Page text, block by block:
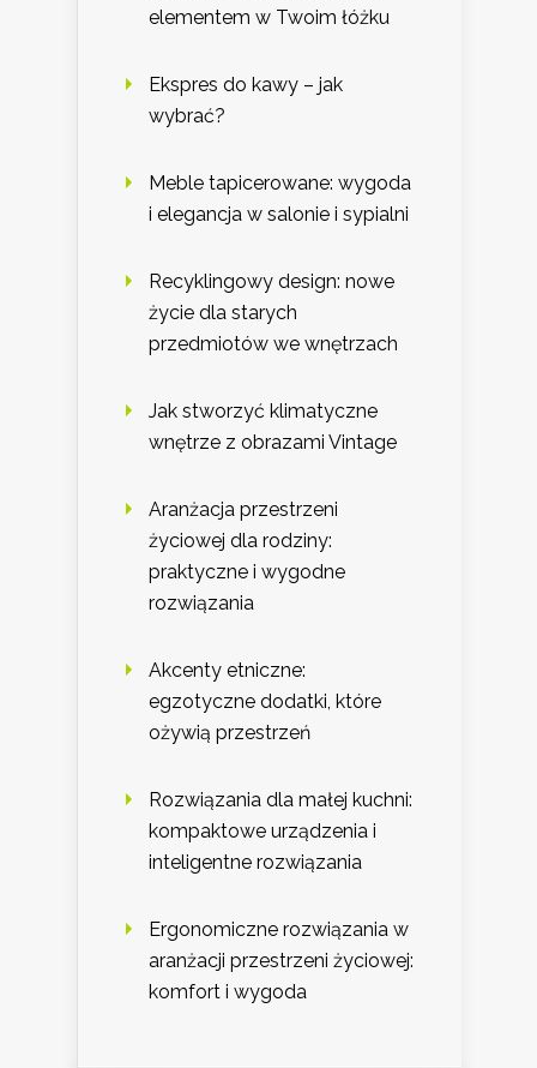
elementem w Twoim łóżku
Ekspres do kawy – jak
wybrać?
Meble tapicerowane: wygoda
i elegancja w salonie i sypialni
Recyklingowy design: nowe
życie dla starych
przedmiotów we wnętrzach
Jak stworzyć klimatyczne
wnętrze z obrazami Vintage
Aranżacja przestrzeni
życiowej dla rodziny:
praktyczne i wygodne
rozwiązania
Akcenty etniczne:
egzotyczne dodatki, które
ożywią przestrzeń
Rozwiązania dla małej kuchni:
kompaktowe urządzenia i
inteligentne rozwiązania
Ergonomiczne rozwiązania w
aranżacji przestrzeni życiowej:
komfort i wygoda